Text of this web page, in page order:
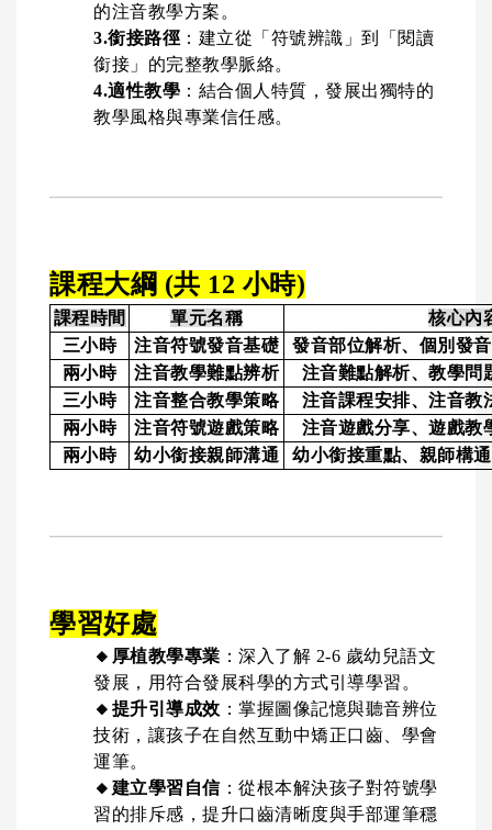
的注音教學方案。
3.銜接路徑 ：建立從「符號辨識」到「閱讀
銜接」的完整教學脈絡。
4.適性教學 ：結合個人特質，發展出獨特的
教學風格與專業信任感。
課程大綱 (共 12 小時)
課程時間 單元名稱
核心內
三小時
注音符號發音基礎
發音部位解析、個別發
兩小時
注音教學難點辨析
注音難點解析、教學問
三小時
注音整合教學策略
注音課程安排、注音教
兩小時
注音符號遊戲策略
注音遊戲分享、遊戲教
兩小時
幼小銜接親師溝通 幼小銜接重點、親師構
學習好處
🔸 厚植教學專業 ：深入了解 2-6 歲幼兒語文
發展，用符合發展科學的方式引導學習。
🔸 提升引導成效 ：掌握圖像記憶與聽音辨位
技術，讓孩子在自然互動中矯正口齒、學會
運筆。
🔸 建立學習自信：從根本解決孩子對符號學
習的排斥感，提升口齒清晰度與手部運筆穩